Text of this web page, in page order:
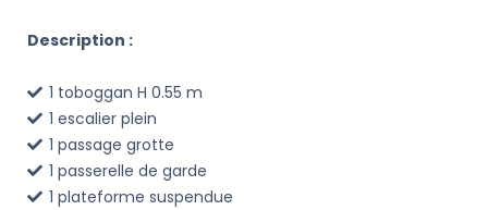
Description :
1 toboggan H 0.55 m
1 escalier plein
1 passage grotte
1 passerelle de garde
1 plateforme suspendue